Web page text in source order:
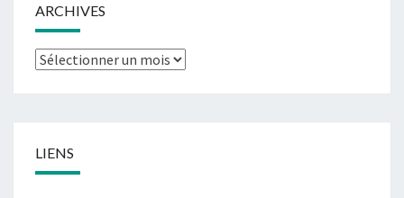
ARCHIVES
Archives
LIENS